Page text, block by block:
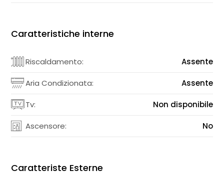
Caratteristiche interne
Riscaldamento: Assente
Aria Condizionata: Assente
Tv: Non disponibile
Ascensore: No
Caratteriste Esterne